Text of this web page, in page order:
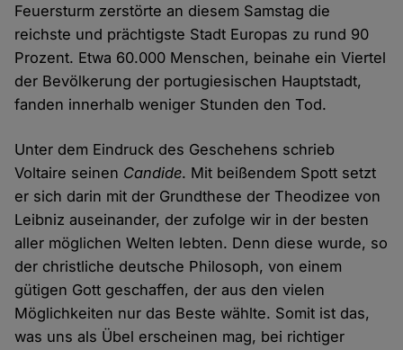
Feuersturm zerstörte an diesem Samstag die
reichste und prächtigste Stadt Europas zu rund 90
Prozent. Etwa 60.000 Menschen, beinahe ein Viertel
der Bevölkerung der portugiesischen Hauptstadt,
fanden innerhalb weniger Stunden den Tod.
Unter dem Eindruck des Geschehens schrieb
Voltaire seinen Candide. Mit beißendem Spott setzt
er sich darin mit der Grundthese der Theodizee von
Leibniz auseinander, der zufolge wir in der besten
aller möglichen Welten lebten. Denn diese wurde, so
der christliche deutsche Philosoph, von einem
gütigen Gott geschaffen, der aus den vielen
Möglichkeiten nur das Beste wählte. Somit ist das,
was uns als Übel erscheinen mag, bei richtiger